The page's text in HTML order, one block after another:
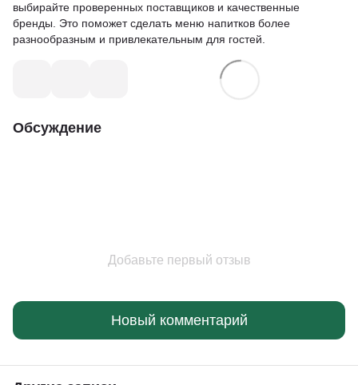
выбирайте проверенных поставщиков и качественные
бренды. Это поможет сделать меню напитков более
разнообразным и привлекательным для гостей.
Обсуждение
Добавьте первый отзыв
Новый комментарий